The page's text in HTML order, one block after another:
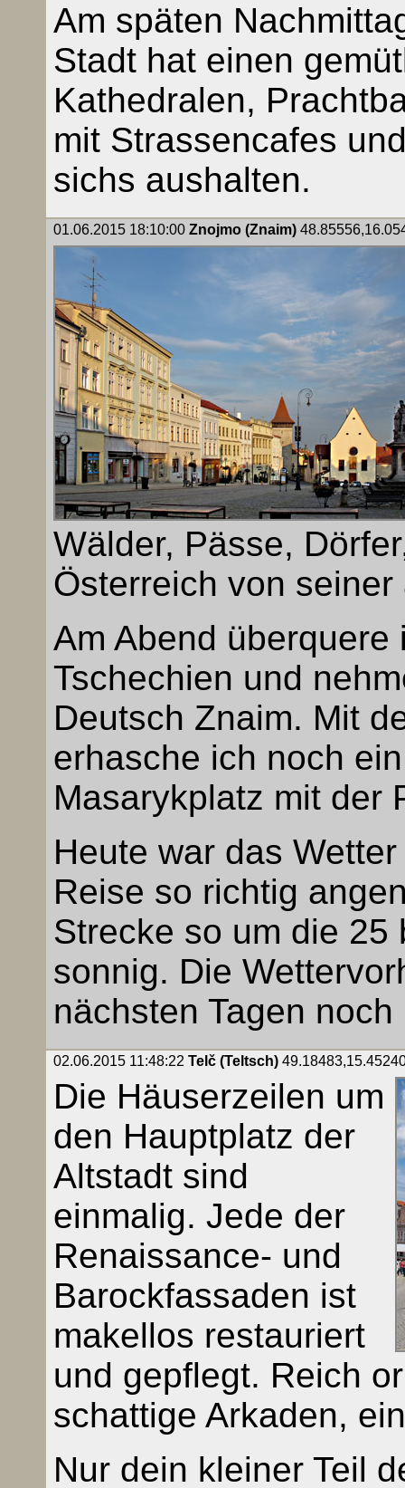
Am späten
Stadt hat einen
Kathedralen,
mit Strassencafes
sichs aushalten.
01.06.2015 18:10:00 Znojmo (Znaim)
Wälder, Pässe,
Österreich von
Am Abend
Tschechien und
Deutsch Znaim. Mit
erhasche ich noch
Masarykplatz mit der
Heute war das
Reise so richtig
Strecke so um die 25
sonnig. Die
nächsten Tagen
02.06.2015 11:48:22 Telč (Teltsch)
Die Häuserzeilen um
den Hauptplatz der
Altstadt sind
einmalig. Jede der
Renaissance- und
Barockfassaden ist
makellos restauriert
und gepflegt. Reich
schattige Arkaden,
Nur dein kleiner Teil